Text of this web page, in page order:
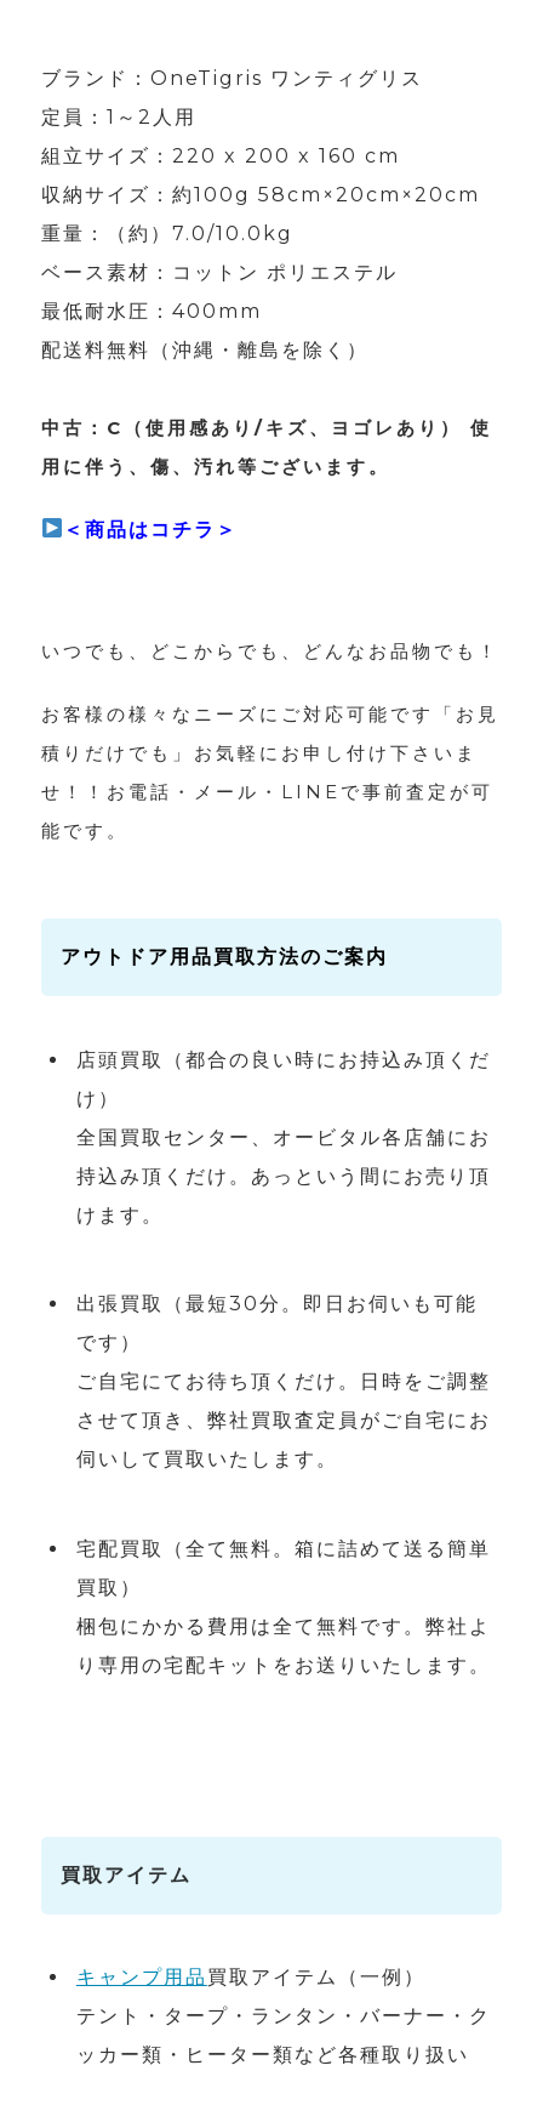
ブランド：OneTigris ワンティグリス
定員：1～2人用
組立サイズ：220 x 200 x 160 cm
収納サイズ：約100g 58cm×20cm×20cm
重量：（約）7.0/10.0kg
ベース素材：コットン ポリエステル
最低耐水圧：400mm
配送料無料（沖縄・離島を除く）
中古：C（使用感あり/キズ、ヨゴレあり） 使
用に伴う、傷、汚れ等ございます。
＜商品はコチラ＞
いつでも、どこからでも、どんなお品物でも！
お客様の様々なニーズにご対応可能です「お見
積りだけでも」お気軽にお申し付け下さいま
せ！！お電話・メール・LINEで事前査定が可
能です。
アウトドア用品買取方法のご案内
店頭買取（都合の良い時にお持込み頂くだ
け）
全国買取センター、オービタル各店舗にお
持込み頂くだけ。あっという間にお売り頂
けます。
出張買取（最短30分。即日お伺いも可能
です）
ご自宅にてお待ち頂くだけ。日時をご調整
させて頂き、弊社買取査定員がご自宅にお
伺いして買取いたします。
宅配買取（全て無料。箱に詰めて送る簡単
買取）
梱包にかかる費用は全て無料です。弊社よ
り専用の宅配キットをお送りいたします。
買取アイテム
キャンプ用品 買取アイテム（一例）
テント・タープ・ランタン・バーナー・ク
ッカー類・ヒーター類など各種取り扱い